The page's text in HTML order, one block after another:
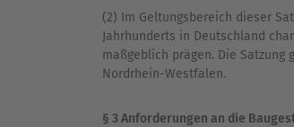
(2) Im Geltungsbereich dieser
Jahrhunderts in Deutschland
maßgeblich prägen. Die
Nordrhein-Westfalen.
§ 3 Anforderungen an die